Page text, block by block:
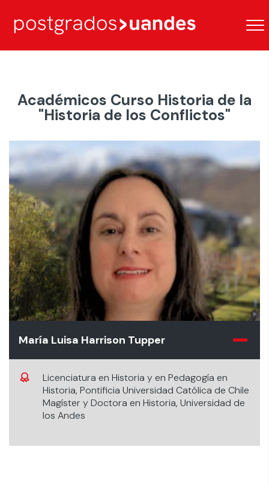
Académicos Curso Historia de la
"Historia de los Conflictos"
María Luisa Harrison Tupper
Licenciatura en Historia y en Pedagogía en
Historia, Pontificia Universidad Católica de Chile
Magíster y Doctora en Historia, Universidad de
los Andes